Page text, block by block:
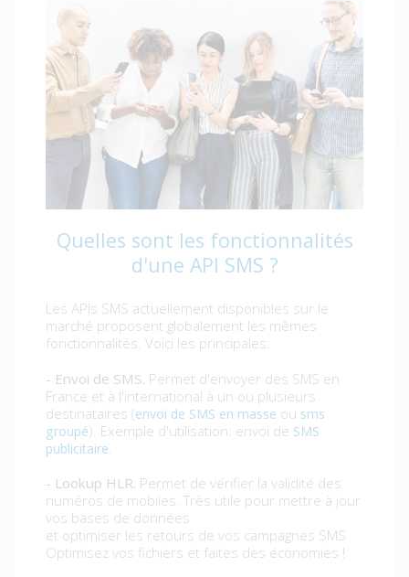
Quelles sont les fonctionnalités
d'une API SMS ?
Les APIs SMS actuellement disponibles sur le
marché proposent globalement les mêmes
fonctionnalités. Voici les principales:
- Envoi de SMS. Permet d'envoyer des SMS en
France et à l'international à un ou plusieurs
destinataires (envoi de SMS en masse ou sms
groupé). Exemple d'utilisation: envoi de SMS
publicitaire
- Lookup HLR. Permet de vérifier la validité des
numéros de mobiles. Très utile pour mettre à jour
vos bases de données
et optimiser les retours de vos campagnes SMS
Optimisez vos fichiers et faites des économies !